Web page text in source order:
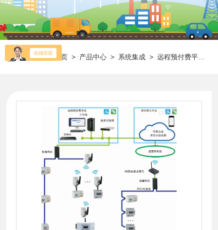
当前位置：首页 > 产品中心 > 系统集成 >远程预付费平台